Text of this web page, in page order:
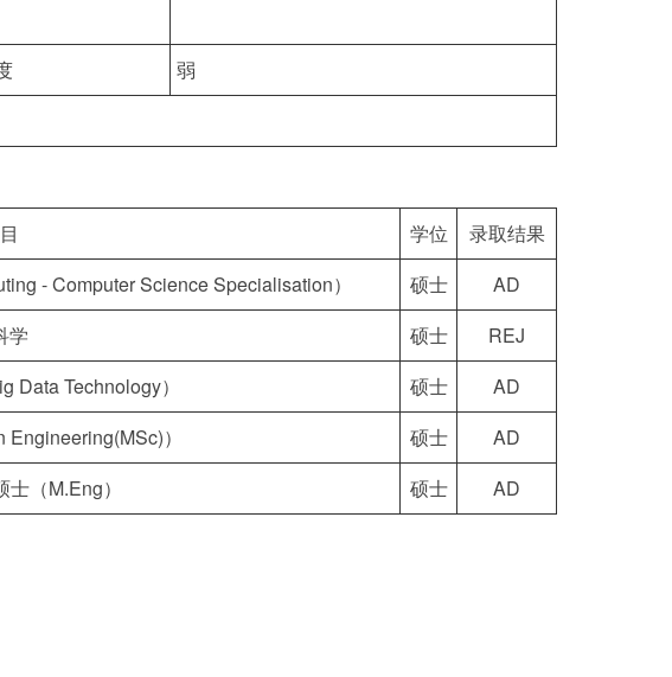
弱
学位
录取结果
- Computer Science Specialisation） 硕士
AD
学 硕士
REJ
Data Technology） 硕士
AD
） 硕士
AD
（M.Eng） 硕士 AD